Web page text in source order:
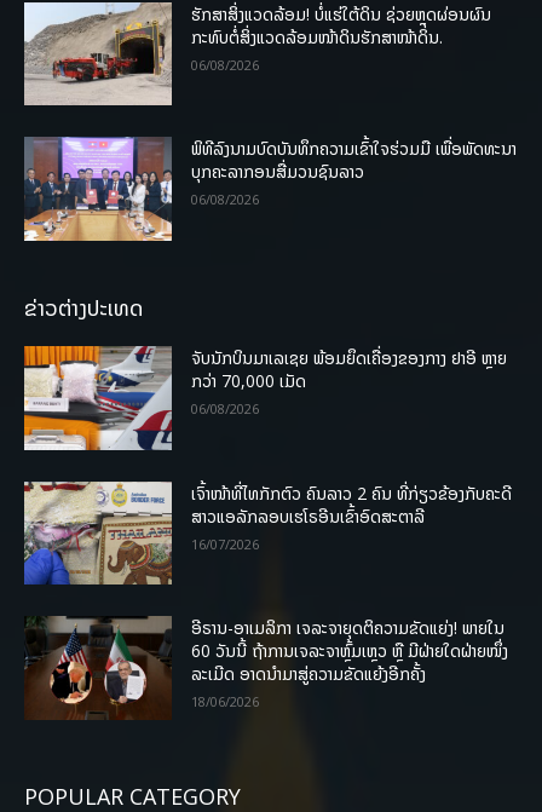
ຮັກສາສິ່ງແວດລ້ອມ! ບໍ່ແຮ່ໃຕ້ດິນ ຊ່ວຍຫຼຸດຜ່ອນຜົນ
ກະທົບຕໍ່ສິ່ງແວດລ້ອມໜ້າດິນຮັກສາໜ້າດິນ.
06/08/2026
ພິທີລົງນາມບົດບັນທຶກຄວາມເຂົ້າໃຈຮ່ວມມື ເພື່ອພັດທະນາ
ບຸກຄະລາກອນສື່ມວນຊົນລາວ
06/08/2026
ຂ່າວຕ່າງປະເທດ
ຈັບນັກບິນມາເລເຊຍ ພ້ອມຍຶດເຄື່ອງຂອງກາງ ຢາອີ ຫຼາຍ
ກວ່າ 70,000 ເມັດ
06/08/2026
ເຈົ້າໜ້າທີ່ໄທກັກຕົວ ຄົນລາວ 2 ຄົນ ທີ່ກ່ຽວຂ້ອງກັບຄະດີ
ສາວແອລັກລອບເຮໂຣອີນເຂົ້າອົດສະຕາລີ
16/07/2026
ອີຣານ-ອາເມລິກາ ເຈລະຈາຍຸດຕິຄວາມຂັດແຍ່ງ! ພາຍໃນ
60 ວັນນີ້ ຖ້າການເຈລະຈາຫຼົ້ມເຫຼວ ຫຼື ມີຝ່າຍໃດຝ່າຍໜຶ່ງ
ລະເມີດ ອາດນໍາມາສູ່ຄວາມຂັດແຍ້ງອີກຄັ້ງ
18/06/2026
POPULAR CATEGORY